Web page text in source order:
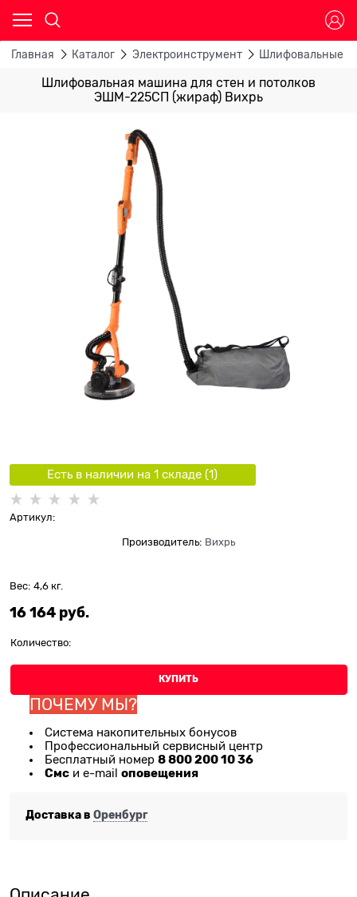
Главная Каталог Электроинструмент Шлифовальные
Шлифовальная машина для стен и потолков
ЭШМ-225СП (жираф) Вихрь
Есть в наличии на 1 складe (1)
Артикул:
Производитель: Вихрь
Вес: 4,6 кг.
16 164 руб.
Количество:
КУПИТЬ
ПОЧЕМУ МЫ?
Система накопительных бонусов
Профессиональный сервисный центр
Бесплатный номер 8 800 200 10 36
Смс и e-mail оповещения
Доставка в Оренбург